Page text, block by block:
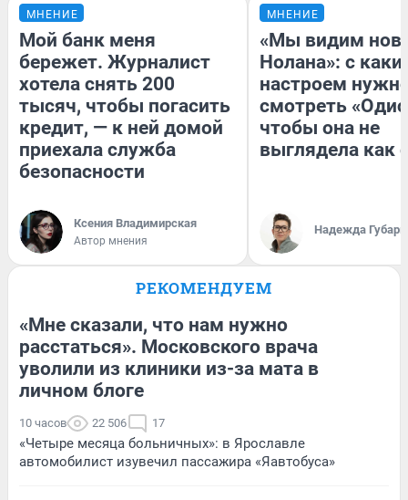
МНЕНИЕ
Мой банк меня
бережет. Журналист
хотела снять 200
тысяч, чтобы погасить
кредит, — к ней домой
приехала служба
безопасности
Ксения Владимирская
Автор мнения
МНЕНИЕ
«Мы видим
Нолана»: с
настроем
смотреть
чтобы она не
выглядела как
Надежда Губарь
РЕКОМЕНДУЕМ
«Мне сказали, что нам нужно
расстаться». Московского врача
уволили из клиники из-за мата в
личном блоге
10 часов 22 506 17
«Четыре месяца больничных»: в Ярославле
автомобилист изувечил пассажира «Яавтобуса»